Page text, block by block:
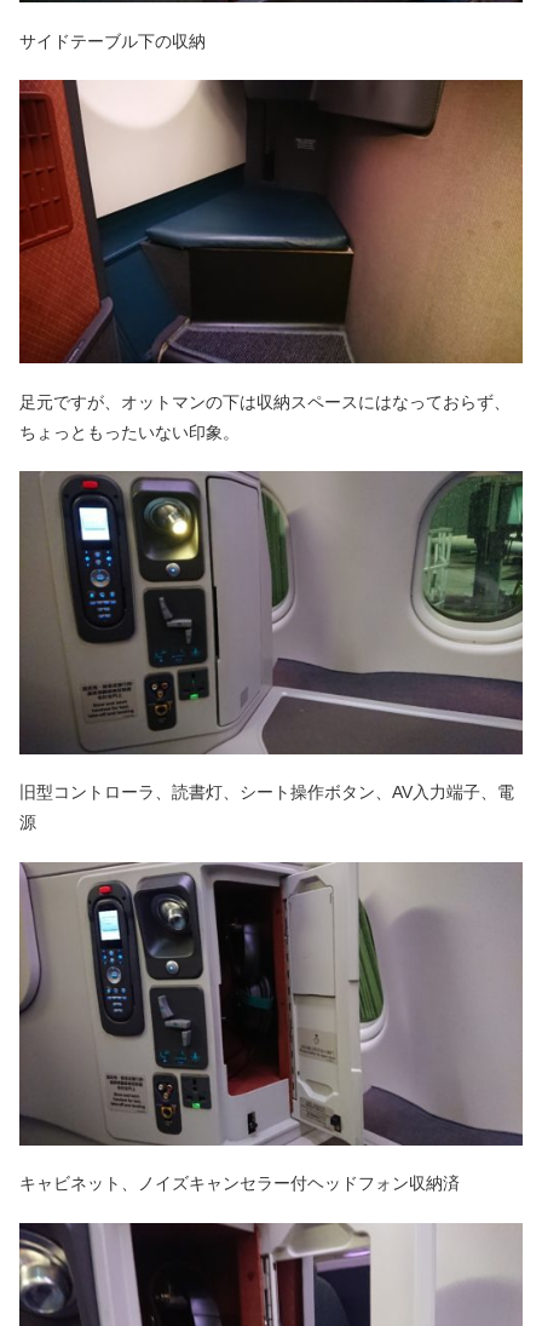
サイドテーブル下の収納
足元ですが、オットマンの下は収納スペースにはなっておらず、
ちょっともったいない印象。
旧型コントローラ、読書灯、シート操作ボタン、AV入力端子、電
源
キャビネット、ノイズキャンセラー付ヘッドフォン収納済